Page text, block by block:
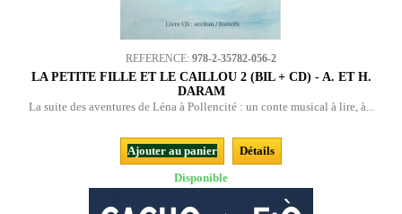
REFERENCE: 978-2-35782-056-2
LA PETITE FILLE ET LE CAILLOU 2 (BIL + CD) - A. ET H.
DARAM
La suite des aventures de Léna à Pollencité : un conte musical à lire, à...
Ajouter au panier
Détails
Disponible